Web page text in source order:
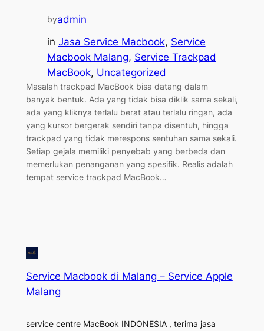
byadmin
in Jasa Service Macbook, Service
Macbook Malang, Service Trackpad
MacBook, Uncategorized
Masalah trackpad MacBook bisa datang dalam
banyak bentuk. Ada yang tidak bisa diklik sama sekali,
ada yang kliknya terlalu berat atau terlalu ringan, ada
yang kursor bergerak sendiri tanpa disentuh, hingga
trackpad yang tidak merespons sentuhan sama sekali.
Setiap gejala memiliki penyebab yang berbeda dan
memerlukan penanganan yang spesifik. Realis adalah
tempat service trackpad MacBook…
Service Macbook di Malang – Service Apple
Malang
service centre MacBook INDONESIA , terima jasa